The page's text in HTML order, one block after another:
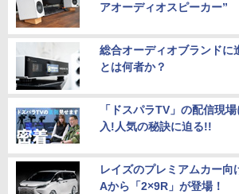
アオーディオスピーカー”
総合オーディオブランドに
とは何者か？
「ドスパラTV」の配信現
入!人気の秘訣に迫る!!
レイズのプレミアムカー向
Aから「2×9R」が登場！